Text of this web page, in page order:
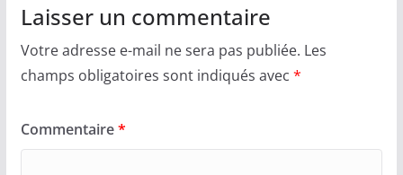
Laisser un commentaire
Votre adresse e-mail ne sera pas publiée. Les
champs obligatoires sont indiqués avec *
Commentaire*